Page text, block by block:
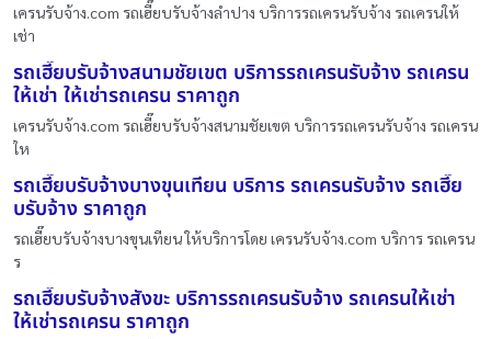
เครนรับจ้าง.com รถเฮี๊ยบรับจ้างลำปาง บริการรถเครนรับจ้าง รถเครนให้
เช่า
รถเฮี๊ยบรับจ้างสนามชัยเขต บริการรถเครนรับจ้าง รถเครน
ให้เช่า ให้เช่ารถเครน ราคาถูก
เครนรับจ้าง.com รถเฮี๊ยบรับจ้างสนามชัยเขต บริการรถเครนรับจ้าง รถเครน
ให
รถเฮี๊ยบรับจ้างบางขุนเทียน บริการ รถเครนรับจ้าง รถเฮี๊ย
บรับจ้าง ราคาถูก
รถเฮี๊ยบรับจ้างบางขุนเทียน ให้บริการโดย เครนรับจ้าง.com บริการ รถเครน
ร
รถเฮี๊ยบรับจ้างสังขะ บริการรถเครนรับจ้าง รถเครนให้เช่า
ให้เช่ารถเครน ราคาถูก